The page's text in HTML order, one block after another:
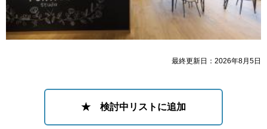
最終更新日：2026年8月5日
★ 検討中リストに追加